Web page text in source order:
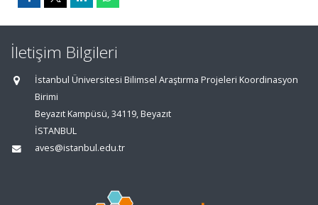
İletişim Bilgileri
İstanbul Üniversitesi Bilimsel Araştırma Projeleri Koordinasyon
Birimi
Beyazıt Kampüsü, 34119, Beyazıt
İSTANBUL
aves@istanbul.edu.tr